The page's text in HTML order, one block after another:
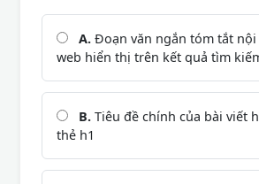
A. Đoạn văn ngắn tóm tắt
web hiển thị trên kết quả tìm
B. Tiêu đề chính của bài viết
thẻ h1